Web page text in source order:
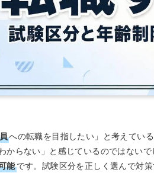
への転職を目指したい」と考えてい
からない」と感じているのではない
能です。試験区分を正しく選んで対策